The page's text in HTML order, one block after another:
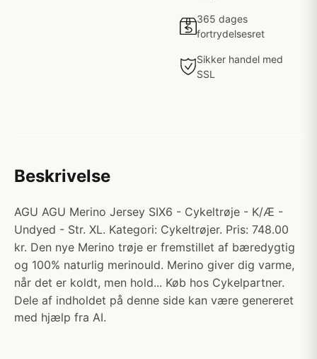
365 dages
fortrydelsesret
Sikker handel med
SSL
Beskrivelse
AGU AGU Merino Jersey SIX6 - Cykeltrøje - K/Æ -
Undyed - Str. XL. Kategori: Cykeltrøjer. Pris: 748.00
kr. Den nye Merino trøje er fremstillet af bæredygtig
og 100% naturlig merinould. Merino giver dig varme,
når det er koldt, men hold... Køb hos Cykelpartner.
Dele af indholdet på denne side kan være genereret
med hjælp fra AI.